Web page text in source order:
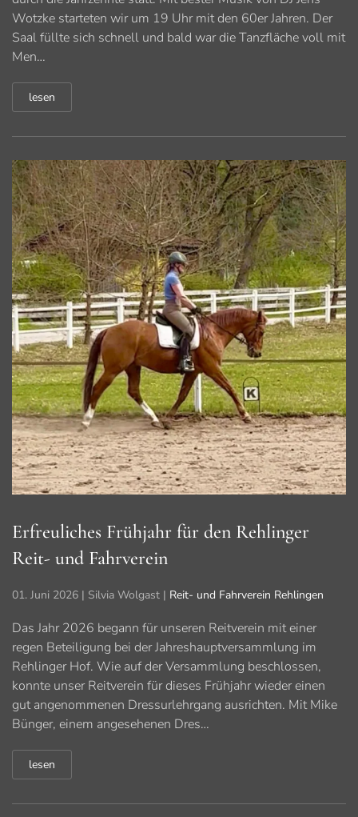
Wotzke starteten wir um 19 Uhr mit den 60er Jahren. Der
Saal füllte sich schnell und bald war die Tanzfläche voll mit
Men…
lesen
Erfreuliches Frühjahr für den Rehlinger
Reit- und Fahrverein
01. Juni 2026 | Silvia Wolgast | Reit- und Fahrverein Rehlingen
Das Jahr 2026 begann für unseren Reitverein mit einer
regen Beteiligung bei der Jahreshauptversammlung im
Rehlinger Hof. Wie auf der Versammlung beschlossen,
konnte unser Reitverein für dieses Frühjahr wieder einen
gut angenommenen Dressurlehrgang ausrichten. Mit Mike
Bünger, einem angesehenen Dres…
lesen